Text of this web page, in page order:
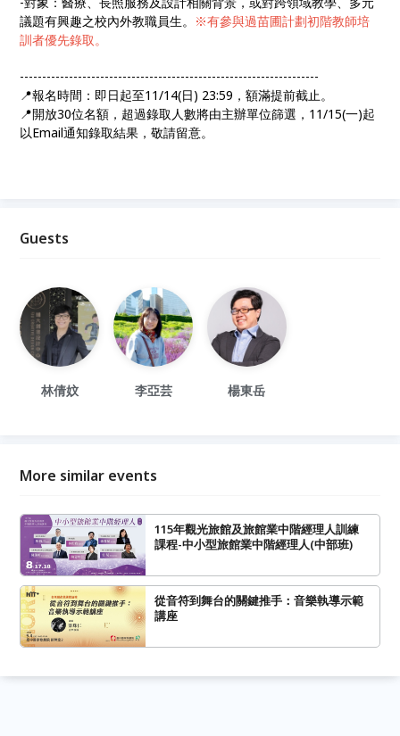
議題有興趣之校內外教職員生。 ※有參與過苗圃計劃初階教師培
訓者優先錄取。
-------------------------------------------------------------------
📍報名時間：即日起至11/14(日) 23:59，額滿提前截止。
📍開放30位名額，超過錄取人數將由主辦單位篩選，11/15(一)起
以Email通知錄取結果，敬請留意。
Guests
林倩妏 李亞芸 楊東岳
More similar events
115年觀光旅館及旅館業中階經理人訓練
課程-中小型旅館業中階經理人(中部班)
從音符到舞台的關鍵推手：音樂執導示範
講座